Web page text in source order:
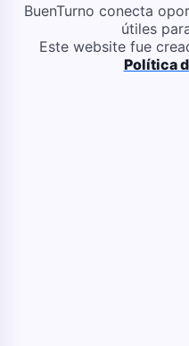
BuenTurno conecta
útiles
Este website fue
Política